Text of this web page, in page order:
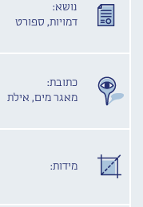
נושא:
דמויות, ספורט
כתובת:
מאגר מים, אילת
מידות: